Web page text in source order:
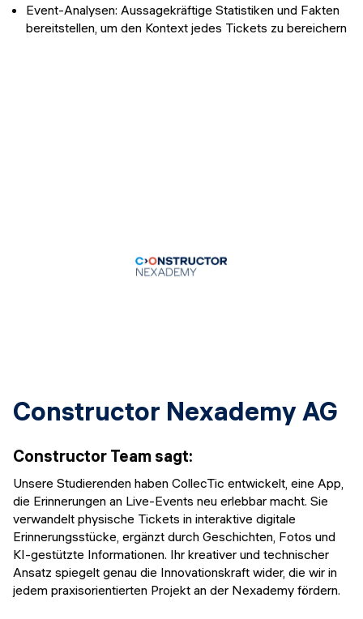
Event-Analysen: Aussagekräftige Statistiken und Fakten
bereitstellen, um den Kontext jedes Tickets zu bereichern
Constructor Nexademy AG
Constructor Team sagt:
Unsere Studierenden haben CollecTic entwickelt, eine App,
die Erinnerungen an Live-Events neu erlebbar macht. Sie
verwandelt physische Tickets in interaktive digitale
Erinnerungsstücke, ergänzt durch Geschichten, Fotos und
KI-gestützte Informationen. Ihr kreativer und technischer
Ansatz spiegelt genau die Innovationskraft wider, die wir in
jedem praxisorientierten Projekt an der Nexademy fördern.